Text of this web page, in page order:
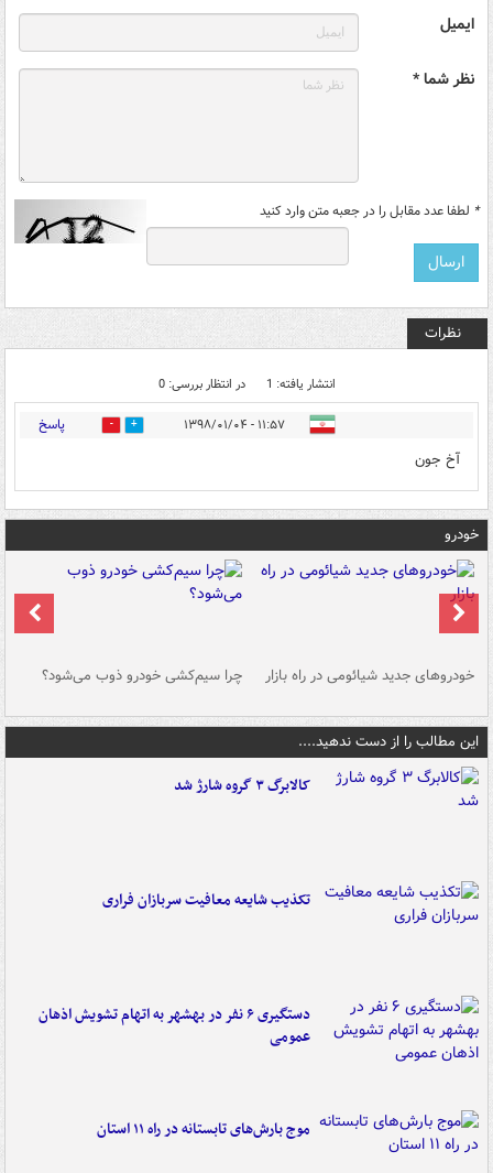
ایمیل
نظر شما *
* لطفا عدد مقابل را در جعبه متن وارد کنید
نظرات
انتشار یافته: 1 در انتظار بررسی: 0
۱۱:۵۷ - ۱۳۹۸/۰۱/۰۴ 0 پاسخ
آخ جون
خودرو
خودروهای جدید شیائومی در راه بازار چرا سیم‌کشی خودرو ذوب می‌شود؟
این مطالب را از دست ندهید....
کالابرگ ۳ گروه شارژ شد
تکذیب شایعه معافیت سربازان فراری
دستگیری ۶ نفر در بهشهر به اتهام تشویش اذهان
عمومی
موج بارش‌های تابستانه در راه ۱۱ استان